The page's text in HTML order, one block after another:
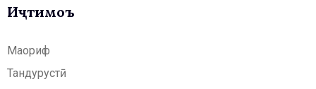
Иҷтимоъ
Маориф
Тандурустӣ